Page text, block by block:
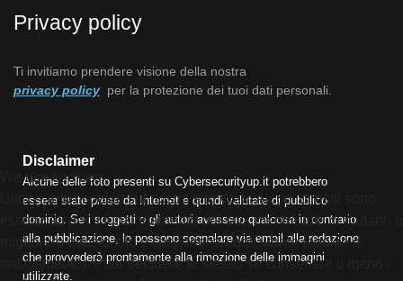
Privacy policy
Ti invitiamo prendere visione della nostra
privacy policy per la protezione dei tuoi dati personali.
Disclaimer
Alcune delle foto presenti su Cybersecurityup.it potrebbero
essere state prese da Internet e quindi valutate di pubblico
dominio. Se i soggetti o gli autori avessero qualcosa in contrario
alla pubblicazione, lo possono segnalare via email alla redazione
che provvederà prontamente alla rimozione delle immagini
utilizzate.
We use cookies
Utilizziamo i cookie sul nostro sito Web. Alcuni di essi sono
essenziali per il funzionamento del sito, mentre altri ci aiutano a
migliorare questo sito e l'esperienza dell'utente (cookie di
tracciamento). Puoi decidere tu stesso se consentire o meno i